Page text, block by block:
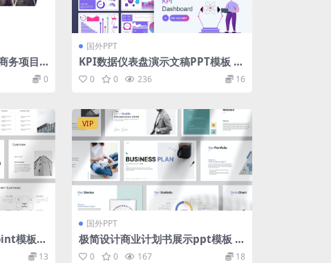
务项目
0
国外PPT
KPI数据仪表盘演示文稿PPT模板 K
PI Dashboard PowerPoint Tem
plate
0 0 236 16
模板下
13
VIP
国外PPT
极简设计商业计划书展示ppt模板 B
usiness Plan Presentation
0 0 167 18